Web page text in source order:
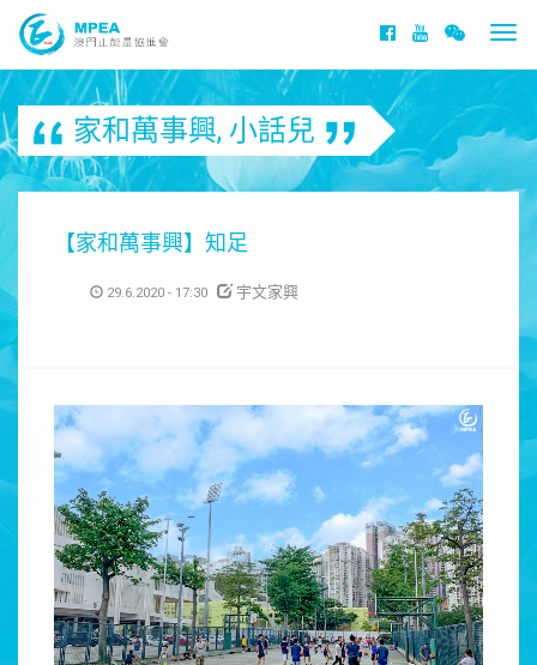
家和萬事興, 小話兒
【家和萬事興】知足
29.6.2020 - 17:30 宇文家興